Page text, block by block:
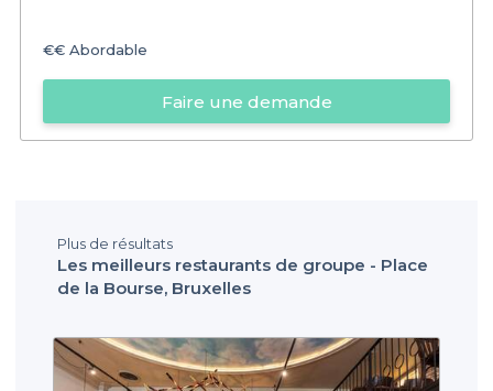
€€ Abordable
Faire une demande
Plus de résultats
Les meilleurs restaurants de groupe - Place
de la Bourse, Bruxelles